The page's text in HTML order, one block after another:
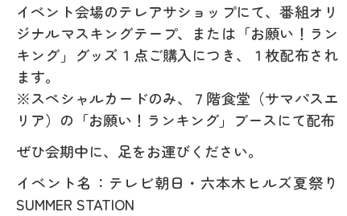
イベント会場のテレアサショップにて、番組オリ
ジナルマスキングテープ、または「お願い！ラン
キング」グッズ１点ご購入につき、１枚配布され
ます。
※スペシャルカードのみ、７階食堂（サマパスエ
リア）の「お願い！ランキング」ブースにて配布
ぜひ会期中に、足をお運びください。
イベント名：テレビ朝日・六本木ヒルズ夏祭り
SUMMER STATION